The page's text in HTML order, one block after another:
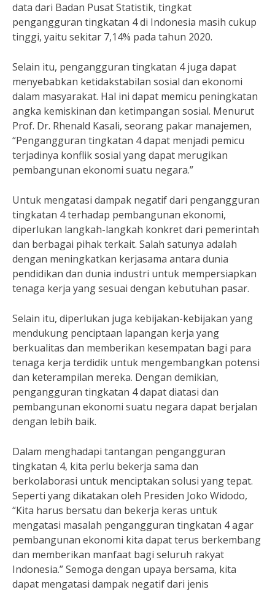
data dari Badan Pusat Statistik, tingkat
pengangguran tingkatan 4 di Indonesia masih cukup
tinggi, yaitu sekitar 7,14% pada tahun 2020.
Selain itu, pengangguran tingkatan 4 juga dapat
menyebabkan ketidakstabilan sosial dan ekonomi
dalam masyarakat. Hal ini dapat memicu peningkatan
angka kemiskinan dan ketimpangan sosial. Menurut
Prof. Dr. Rhenald Kasali, seorang pakar manajemen,
“Pengangguran tingkatan 4 dapat menjadi pemicu
terjadinya konflik sosial yang dapat merugikan
pembangunan ekonomi suatu negara.”
Untuk mengatasi dampak negatif dari pengangguran
tingkatan 4 terhadap pembangunan ekonomi,
diperlukan langkah-langkah konkret dari pemerintah
dan berbagai pihak terkait. Salah satunya adalah
dengan meningkatkan kerjasama antara dunia
pendidikan dan dunia industri untuk mempersiapkan
tenaga kerja yang sesuai dengan kebutuhan pasar.
Selain itu, diperlukan juga kebijakan-kebijakan yang
mendukung penciptaan lapangan kerja yang
berkualitas dan memberikan kesempatan bagi para
tenaga kerja terdidik untuk mengembangkan potensi
dan keterampilan mereka. Dengan demikian,
pengangguran tingkatan 4 dapat diatasi dan
pembangunan ekonomi suatu negara dapat berjalan
dengan lebih baik.
Dalam menghadapi tantangan pengangguran
tingkatan 4, kita perlu bekerja sama dan
berkolaborasi untuk menciptakan solusi yang tepat.
Seperti yang dikatakan oleh Presiden Joko Widodo,
“Kita harus bersatu dan bekerja keras untuk
mengatasi masalah pengangguran tingkatan 4 agar
pembangunan ekonomi kita dapat terus berkembang
dan memberikan manfaat bagi seluruh rakyat
Indonesia.” Semoga dengan upaya bersama, kita
dapat mengatasi dampak negatif dari jenis